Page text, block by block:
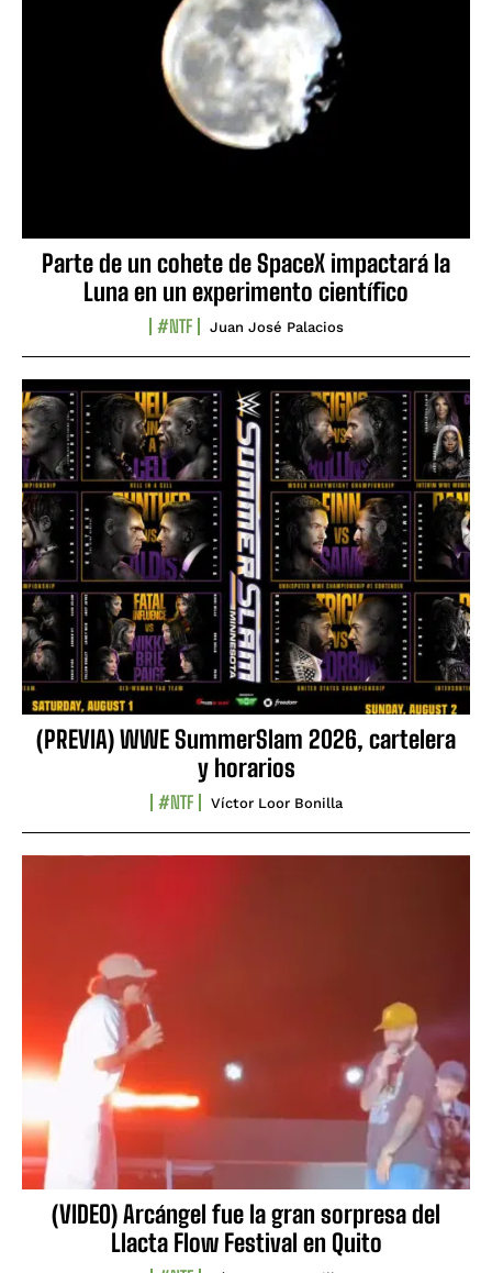
Parte de un cohete de SpaceX impactará la
Luna en un experimento científico
#NTF Juan José Palacios
(PREVIA) WWE SummerSlam 2026, cartelera
y horarios
#NTF Víctor Loor Bonilla
(VIDEO) Arcángel fue la gran sorpresa del
Llacta Flow Festival en Quito